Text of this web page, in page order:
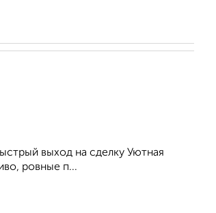
выход на сделку Уютная
ровные п...